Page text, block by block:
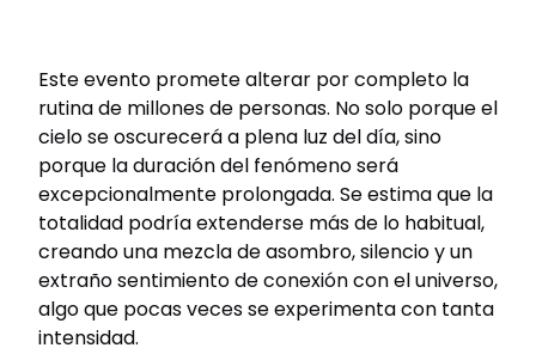
Este evento promete alterar por completo la
rutina de millones de personas. No solo porque el
cielo se oscurecerá a plena luz del día, sino
porque la duración del fenómeno será
excepcionalmente prolongada. Se estima que la
totalidad podría extenderse más de lo habitual,
creando una mezcla de asombro, silencio y un
extraño sentimiento de conexión con el universo,
algo que pocas veces se experimenta con tanta
intensidad.